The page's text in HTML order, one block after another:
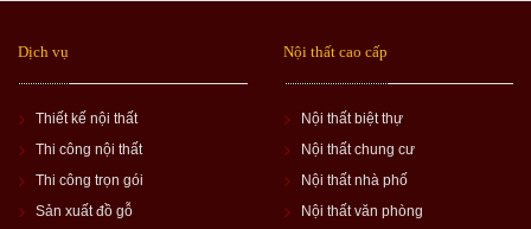
Dịch vụ
Thiết kế nội thất
Thi công nội thất
Thi công trọn gói
Sản xuất đồ gỗ
Nội thất cao cấp
Nội thất biệt thự
Nội thất chung cư
Nội thất nhà phố
Nội thất văn phòng